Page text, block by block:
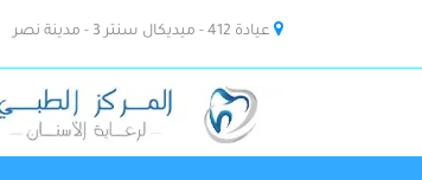
عيادة 412 - ميديكال سنتر 3 - مدينة نصر